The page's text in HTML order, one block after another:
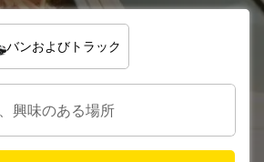
バンおよびトラック